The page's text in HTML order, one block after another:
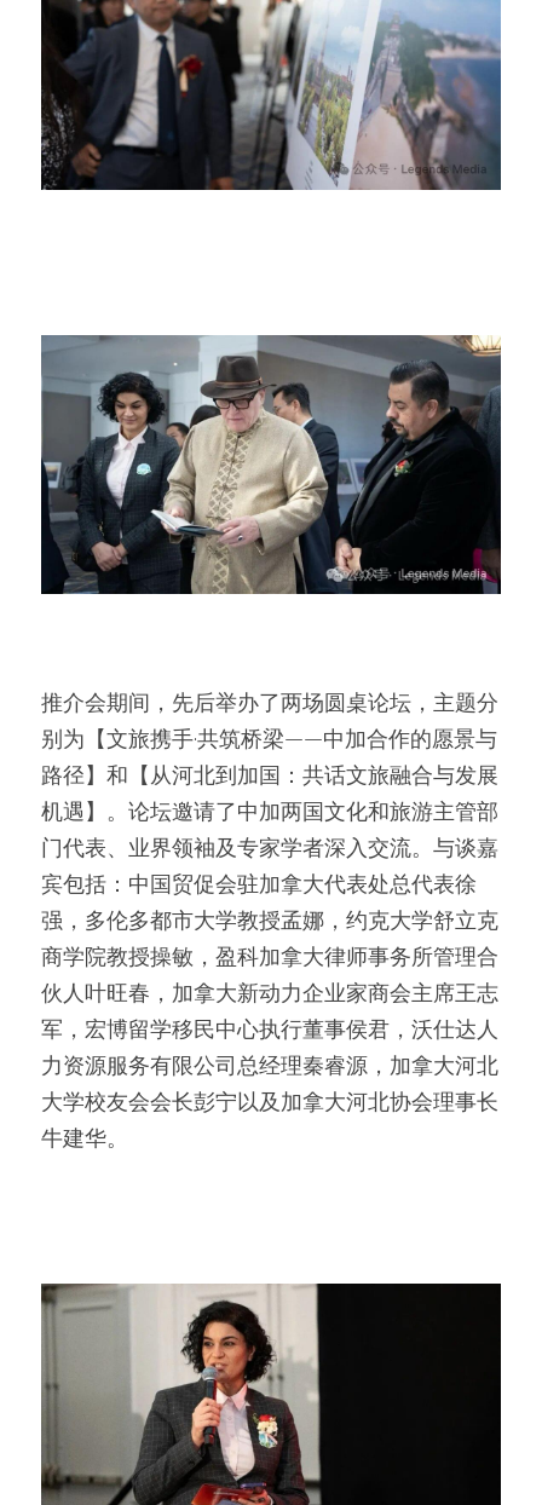
推介会期间，先后举办了两场圆桌论坛，主题分
别为【文旅携手·共筑桥梁——中加合作的愿景与
路径】和【从河北到加国：共话文旅融合与发展
机遇】。论坛邀请了中加两国文化和旅游主管部
门代表、业界领袖及专家学者深入交流。与谈嘉
宾包括：中国贸促会驻加拿大代表处总代表徐
强，多伦多都市大学教授孟娜，约克大学舒立克
商学院教授操敏，盈科加拿大律师事务所管理合
伙人叶旺春，加拿大新动力企业家商会主席王志
军，宏博留学移民中心执行董事侯君，沃仕达人
力资源服务有限公司总经理秦睿源，加拿大河北
大学校友会会长彭宁以及加拿大河北协会理事长
牛建华。